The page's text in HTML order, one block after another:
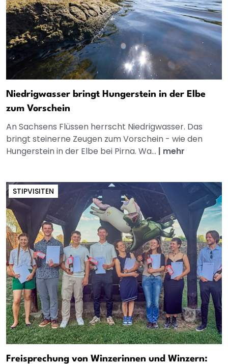
Niedrigwasser bringt Hungerstein in der Elbe
zum Vorschein
An Sachsens Flüssen herrscht Niedrigwasser. Das
bringt steinerne Zeugen zum Vorschein - wie den
Hungerstein in der Elbe bei Pirna. Wa... | mehr
STIPVISITEN
Freisprechung von Winzerinnen und Winzern: